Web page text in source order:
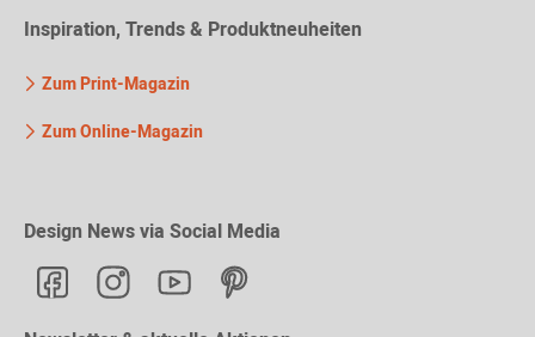
Inspiration, Trends & Produktneuheiten
Zum Print-Magazin
Zum Online-Magazin
Design News via Social Media